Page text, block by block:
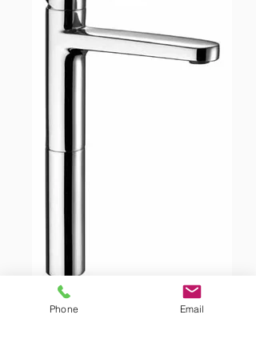
Phone Email